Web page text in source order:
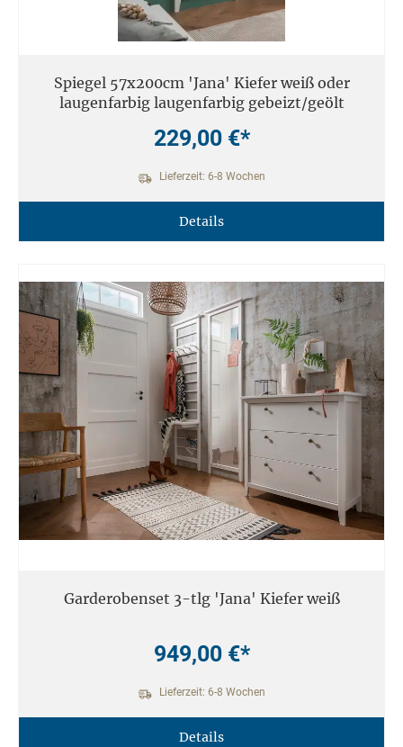
Spiegel 57x200cm 'Jana' Kiefer weiß oder
laugenfarbig laugenfarbig gebeizt/geölt
229,00 €*
Lieferzeit: 6-8 Wochen
Details
Garderobenset 3-tlg 'Jana' Kiefer weiß
949,00 €*
Lieferzeit: 6-8 Wochen
Details